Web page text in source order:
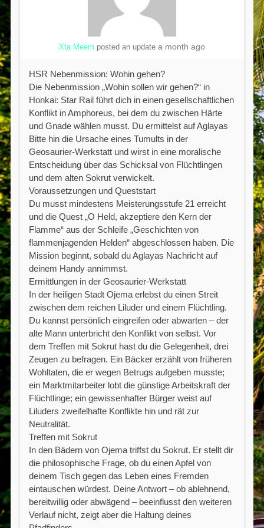
Xta Meem posted an update a month ago
HSR Nebenmission: Wohin gehen?
Die Nebenmission „Wohin sollen wir gehen?“ in
Honkai: Star Rail führt dich in einen gesellschaftlichen
Konflikt in Amphoreus, bei dem du zwischen Härte
und Gnade wählen musst. Du ermittelst auf Aglayas
Bitte hin die Ursache eines Tumults in der
Geosaurier-Werkstatt und wirst in eine moralische
Entscheidung über das Schicksal von Flüchtlingen
und dem alten Sokrut verwickelt.
Voraussetzungen und Queststart
Du musst mindestens Meisterungsstufe 21 erreicht
und die Quest „O Held, akzeptiere den Kern der
Flamme“ aus der Schleife „Geschichten von
flammenjagenden Helden“ abgeschlossen haben. Die
Mission beginnt, sobald du Aglayas Nachricht auf
deinem Handy annimmst.
Ermittlungen in der Geosaurier-Werkstatt
In der heiligen Stadt Ojema erlebst du einen Streit
zwischen dem reichen Liluder und einem Flüchtling.
Du kannst persönlich eingreifen oder abwarten – der
alte Mann unterbricht den Konflikt von selbst. Vor
dem Treffen mit Sokrut hast du die Gelegenheit, drei
Zeugen zu befragen. Ein Bäcker erzählt von früheren
Wohltaten, die er wegen Betrugs aufgeben musste;
ein Marktmitarbeiter lobt die günstige Arbeitskraft der
Flüchtlinge; ein gewissenhafter Bürger weist auf
Liluders zweifelhafte Konflikte hin und rät zur
Neutralität.
Treffen mit Sokrut
In den Bädern von Ojema triffst du Sokrut. Er stellt dir
die philosophische Frage, ob du einen Apfel von
deinem Tisch gegen das Leben eines Fremden
eintauschen würdest. Deine Antwort – ob ablehnend,
bereitwillig oder abwägend – beeinflusst den weiteren
Verlauf nicht, zeigt aber die Haltung deines